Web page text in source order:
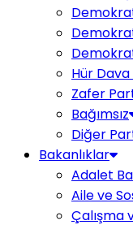
Hür
Zafer
Bağımsız
Diğer
Bakanlıklar
Adalet
Aile ve
Çalışma